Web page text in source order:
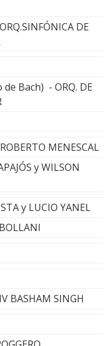
DE
Bach) - ORQ. DE
MENESCAL
y WILSON
y LUCIO YANEL
BASHAM SINGH